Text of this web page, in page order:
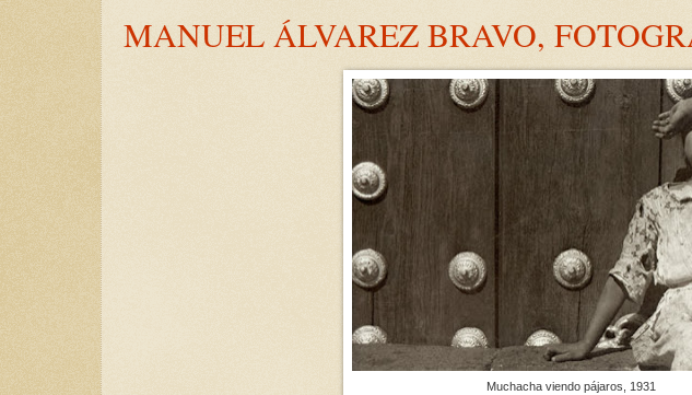
MANUEL ÁLVAREZ BRAVO,
Muchacha viendo pájaros, 1931